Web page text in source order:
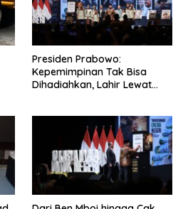
Presiden Prabowo:
Kepemimpinan Tak Bisa
Dihadiahkan, Lahir Lewat